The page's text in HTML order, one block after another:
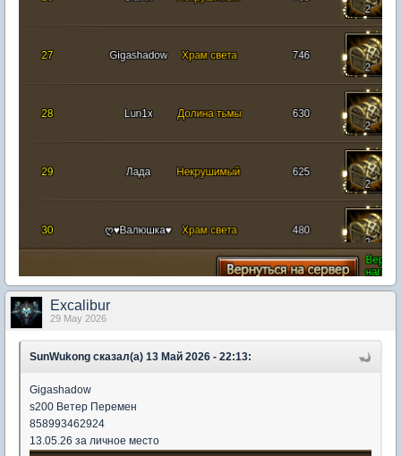
Excalibur
29 May 2026
SunWukong сказал(а) 13 Май 2026 - 22:13:
Gigashadow
s200 Ветер Перемен
858993462924
13.05.26 за личное место